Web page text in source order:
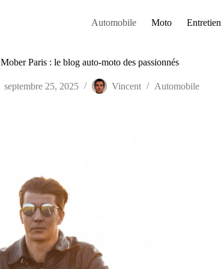
Automobile Moto Entretien
Mober Paris : le blog auto-moto des passionnés
septembre 25, 2025 Vincent Automobile